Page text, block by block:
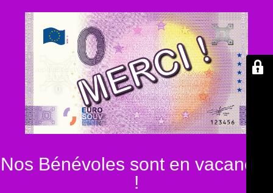
Nos Bénévoles sont en vacances
!